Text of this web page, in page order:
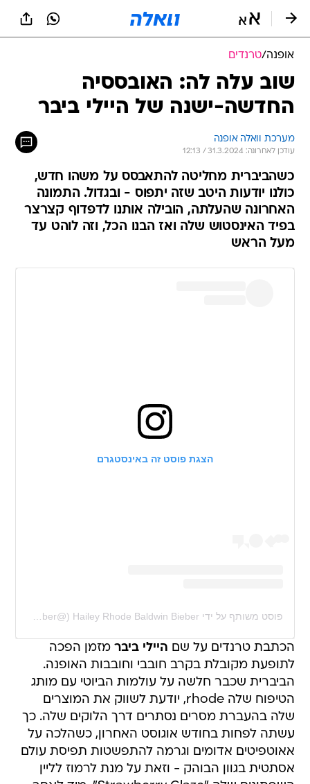
אופנה/טרנדים
שוב עלה לה: האובססיה
החדשה-ישנה של היילי ביבר
מערכת וואלה אופנה
עודכן לאחרונה: 31.3.2024 / 12:13
כשהביברית מחליטה להתאבסס על משהו חדש,
כולנו יודעות היטב שזה יתפוס - ובגדול. התמונה
האחרונה שהעלתה, הובילה אותנו לדפדוף קצרצר
בפיד האינסטוש שלה ואז הבנו הכל, וזה לוהט עד
מעל הראש
הצגת פוסט זה באינסטגרם
פוסט משותף על ידי ‏‎Hailey Rhode Baldwin Bieber‎‏ (@‏‎haileybieber‎‏)
הכתבת טרנדים על שם היילי ביבר מזמן הפכה
לתופעת מקובלת בקרב חובבי וחובבות האופנה.
הביברית שכבר חלשה על עולמות הביוטי עם מותג
הטיפוח שלה rhode, יודעת לשווק את המוצרים
שלה בהעברת מסרים נסתרים דרך הלוקים שלה. כך
עשתה לפחות בחודש אוגוסט האחרון, כשהלכה על
אאוטפיטים אדומים וגרמה להתפשטות תפיסת עולם
אסתטית בגוון הבוהק - וזאת על מנת לרמוז לליין